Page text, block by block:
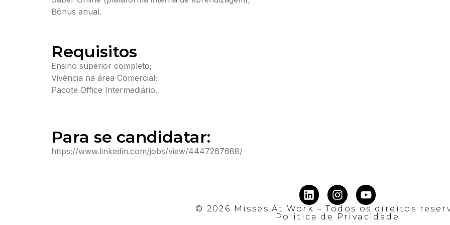
Bônus anual.
Requisitos
Ensino superior completo;
Vivência na área Comercial;
Pacote Office Intermediário.
Para se candidatar:
https://www.linkedin.com/jobs/view/4447267688/
© 2026 Misses At Work – Todos os direitos
Política de Privacidade